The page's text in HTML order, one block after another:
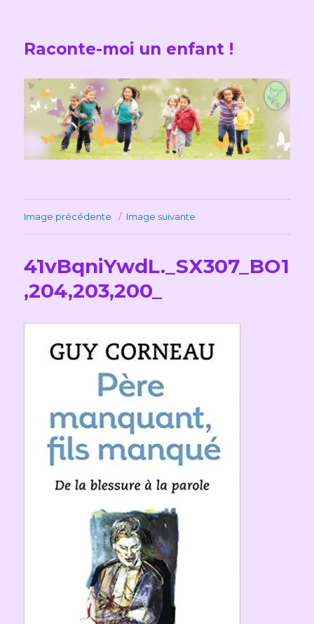
Raconte-moi un enfant !
Image précédente Image suivante
41vBqniYwdL._SX307_BO1
,204,203,200_